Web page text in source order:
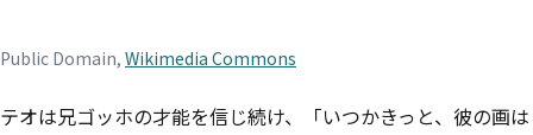
Public Domain, Wikimedia Commons
テオは兄ゴッホの才能を信じ続け、「いつかきっと、彼の画は